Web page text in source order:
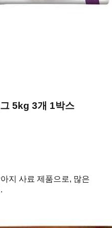
5kg 3개 1박스
지 사료 제품으로, 많은